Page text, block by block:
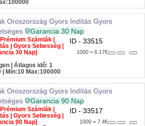
Oroszország Gyors Indítás Gyors
Garancia 30 Nap
Számlák |
| Gyors Sebesség |
30 Nap]
| Átlagos idő: 1
| Min:10 Max:100000
ID - 33515
1000 = 6.17€
Oroszország Gyors Indítás Gyors
Garancia 90 Nap
Számlák |
| Gyors Sebesség |
90 Nap]
ID - 33517
1000 = 7.4€